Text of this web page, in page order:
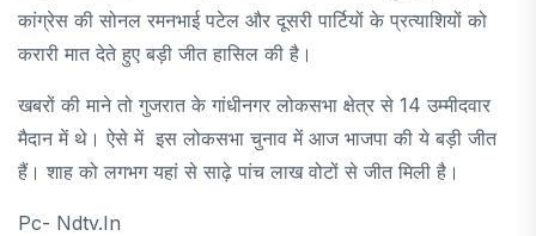
कांग्रेस की सोनल रमनभाई पटेल और दूसरी पार्टियों के प्रत्याशियों को
करारी मात देते हुए बड़ी जीत हासिल की है।
खबरों की माने तो गुजरात के गांधीनगर लोकसभा क्षेत्र से 14 उम्मीदवार
मैदान में थे। ऐसे में इस लोकसभा चुनाव में आज भाजपा की ये बड़ी जीत
हैं। शाह को लगभग यहां से साढ़े पांच लाख वोटों से जीत मिली है।
Pc- Ndtv.in